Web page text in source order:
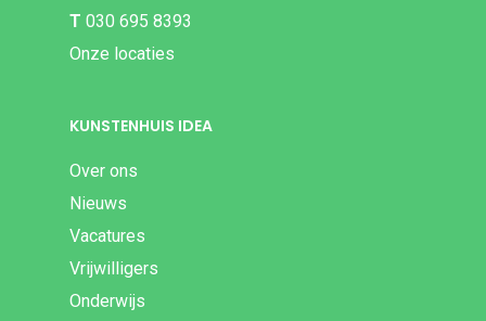
T 030 695 8393
Onze locaties
KUNSTENHUIS IDEA
Over ons
Nieuws
Vacatures
Vrijwilligers
Onderwijs